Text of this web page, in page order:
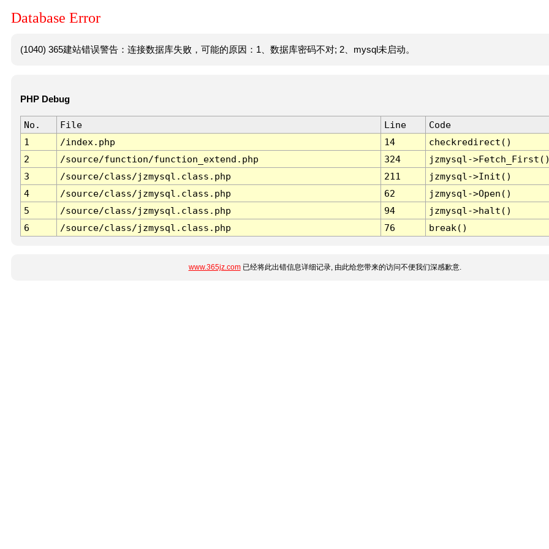
Database Error
(1040) 365建站错误警告：连接数据库失败，可能的原因：1、数据库密码不对; 2、mysql未启动。
PHP Debug
No. File Line
Code
1
/index.php 14
checkredirect()
2
/source/function/function_extend.php 324
jzmysql-
3
/source/class/jzmysql.class.php 211
jzmysql->Init()
4
/source/class/jzmysql.class.php 62
jzmysql->Open()
5
/source/class/jzmysql.class.php 94
jzmysql->halt()
6
/source/class/jzmysql.class.php 76 break()
www.365jz.com已经将此出错信息详细记录, 由此给您带来的访问不便我们深感歉意.